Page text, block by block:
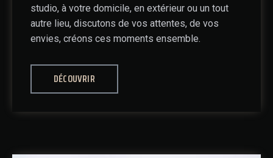
studio, à votre domicile, en extérieur ou un tout
autre lieu, discutons de vos attentes, de vos
envies, créons ces moments ensemble.
DÉCOUVRIR